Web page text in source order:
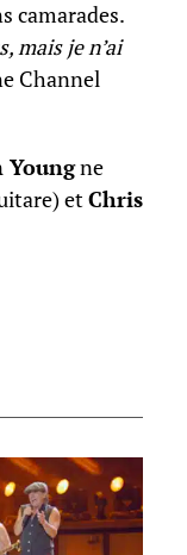
camarades.
mais je n’ai
Channel
Youngne
etChris